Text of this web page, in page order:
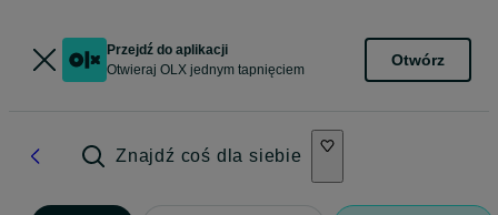
Przejdź do aplikacji
Otwieraj OLX jednym tapnięciem
Otwórz
Znajdź coś dla siebie